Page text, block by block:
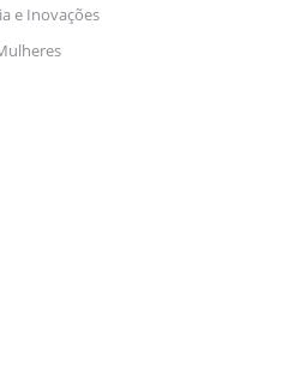
e Inovações